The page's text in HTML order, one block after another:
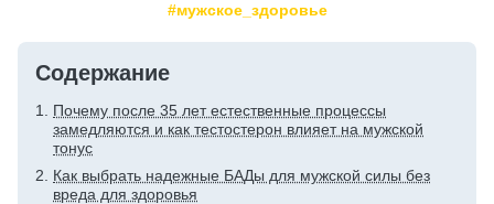
#мужское_здоровье
Содержание
Почему после 35 лет естественные процессы
замедляются и как тестостерон влияет на мужской
тонус
Как выбрать надежные БАДы для мужской силы без
вреда для здоровья